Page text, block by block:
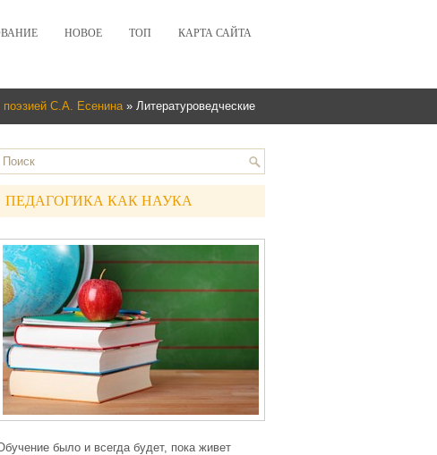
НОВОЕ ТОП КАРТА САЙТА
поэзией С.А. Есенина» Литературоведческие
ПЕДАГОГИКА КАК НАУКА
было и всегда будет, пока живет